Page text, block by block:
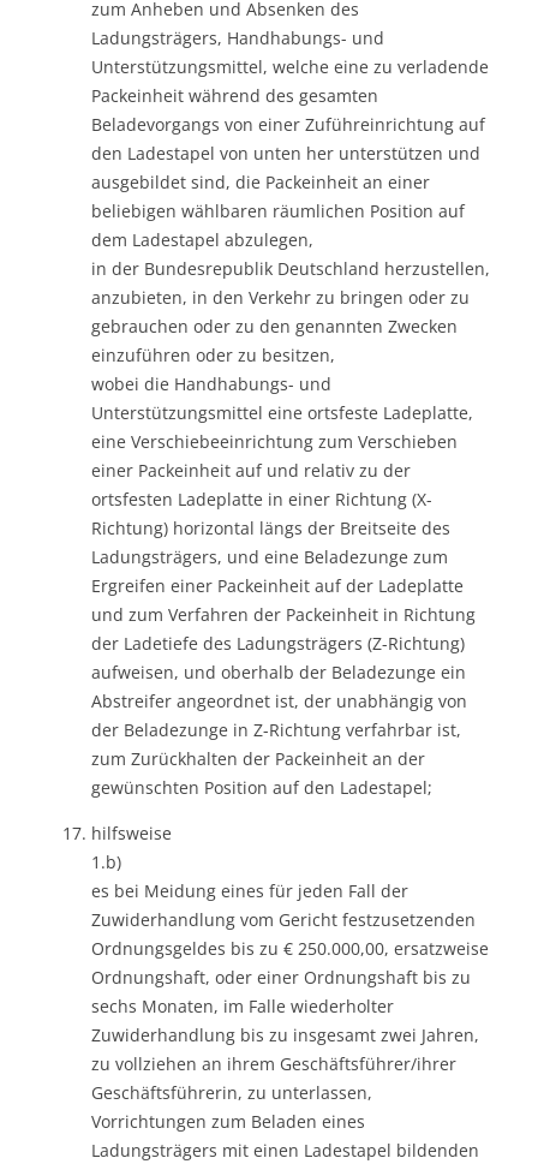
zum Anheben und Absenken des
Ladungsträgers, Handhabungs- und
Unterstützungsmittel, welche eine zu verladende
Packeinheit während des gesamten
Beladevorgangs von einer Zuführeinrichtung auf
den Ladestapel von unten her unterstützen und
ausgebildet sind, die Packeinheit an einer
beliebigen wählbaren räumlichen Position auf
dem Ladestapel abzulegen,
in der Bundesrepublik Deutschland herzustellen,
anzubieten, in den Verkehr zu bringen oder zu
gebrauchen oder zu den genannten Zwecken
einzuführen oder zu besitzen,
wobei die Handhabungs- und
Unterstützungsmittel eine ortsfeste Ladeplatte,
eine Verschiebeeinrichtung zum Verschieben
einer Packeinheit auf und relativ zu der
ortsfesten Ladeplatte in einer Richtung (X-
Richtung) horizontal längs der Breitseite des
Ladungsträgers, und eine Beladezunge zum
Ergreifen einer Packeinheit auf der Ladeplatte
und zum Verfahren der Packeinheit in Richtung
der Ladetiefe des Ladungsträgers (Z-Richtung)
aufweisen, und oberhalb der Beladezunge ein
Abstreifer angeordnet ist, der unabhängig von
der Beladezunge in Z-Richtung verfahrbar ist,
zum Zurückhalten der Packeinheit an der
gewünschten Position auf den Ladestapel;
hilfsweise
1.b)
es bei Meidung eines für jeden Fall der
Zuwiderhandlung vom Gericht festzusetzenden
Ordnungsgeldes bis zu € 250.000,00, ersatzweise
Ordnungshaft, oder einer Ordnungshaft bis zu
sechs Monaten, im Falle wiederholter
Zuwiderhandlung bis zu insgesamt zwei Jahren,
zu vollziehen an ihrem Geschäftsführer/ihrer
Geschäftsführerin, zu unterlassen,
Vorrichtungen zum Beladen eines
Ladungsträgers mit einen Ladestapel bildenden